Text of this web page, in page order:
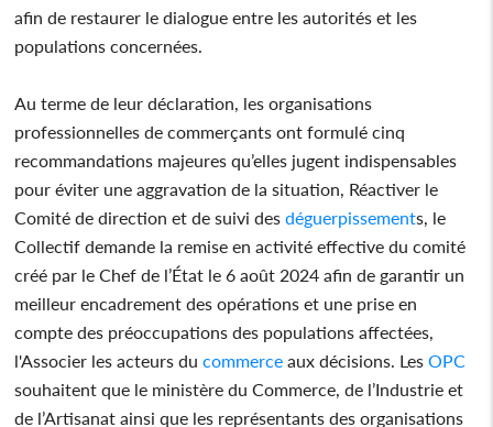
afin de restaurer le dialogue entre les autorités et les
populations concernées.
Au terme de leur déclaration, les organisations
professionnelles de commerçants ont formulé cinq
recommandations majeures qu’elles jugent indispensables
pour éviter une aggravation de la situation, Réactiver le
Comité de direction et de suivi des déguerpissements, le
Collectif demande la remise en activité effective du comité
créé par le Chef de l’État le 6 août 2024 afin de garantir un
meilleur encadrement des opérations et une prise en
compte des préoccupations des populations affectées,
l'Associer les acteurs du commerce aux décisions. Les OPC
souhaitent que le ministère du Commerce, de l’Industrie et
de l’Artisanat ainsi que les représentants des organisations